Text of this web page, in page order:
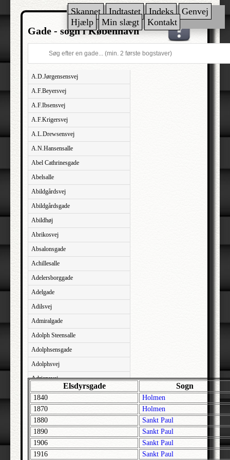
Skannet Indtastet Indeks
Genvej
Hjælp
Min slægt Kontakt
Gade - sogn i København
A.D.Jørgensensvej
A.F.Beyersvej
A.F.Ibsensvej
A.F.Krigersvej
A.L.Drewsensvej
A.N.Hansensalle
Abel Cathrinesgade
Abelsalle
Abildgårdsvej
Abildgårdsgade
Abildhøj
Abrikosvej
Absalonsgade
Achillesalle
Adelersborggade
Adelgade
Adilsvej
Admiralgade
Adolph Steensalle
Adolphsensgade
Adolphsvej
Adriansvej
Aftenbakken
Agavevej
Agerlandsvej
Agermosen
Agerskovvej
Elsdyrsgade Sogn
1840
Holmen
1870
Holmen
1880
Sankt Paul
1890
Sankt Paul
1906
Sankt Paul
1916
Sankt Paul